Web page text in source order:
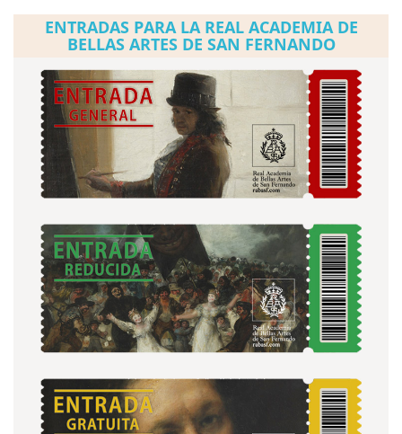
ENTRADAS PARA LA REAL ACADEMIA DE
BELLAS ARTES DE SAN FERNANDO